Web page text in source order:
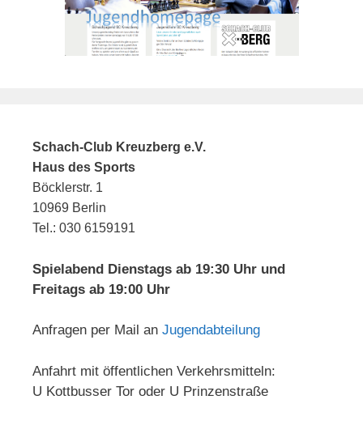
Schach-Club Kreuzberg e.V.
Haus des Sports
Böcklerstr. 1
10969 Berlin
Tel.: 030 6159191
Spielabend Dienstags ab 19:30 Uhr und
Freitags ab 19:00 Uhr
Anfragen per Mail an Jugendabteilung
Anfahrt mit öffentlichen Verkehrsmitteln:
U Kottbusser Tor oder U Prinzenstraße